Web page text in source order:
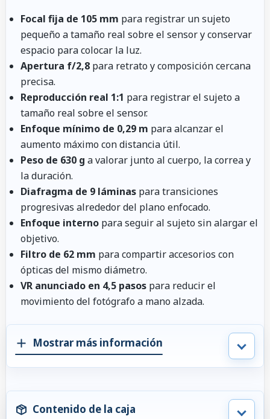
Focal fija de 105 mm para registrar un sujeto
pequeño a tamaño real sobre el sensor y conservar
espacio para colocar la luz.
Apertura f/2,8 para retrato y composición cercana
precisa.
Reproducción real 1:1 para registrar el sujeto a
tamaño real sobre el sensor.
Enfoque mínimo de 0,29 m para alcanzar el
aumento máximo con distancia útil.
Peso de 630 g a valorar junto al cuerpo, la correa y
la duración.
Diafragma de 9 láminas para transiciones
progresivas alrededor del plano enfocado.
Enfoque interno para seguir al sujeto sin alargar el
objetivo.
Filtro de 62 mm para compartir accesorios con
ópticas del mismo diámetro.
VR anunciado en 4,5 pasos para reducir el
movimiento del fotógrafo a mano alzada.
Mostrar más información
Contenido de la caja